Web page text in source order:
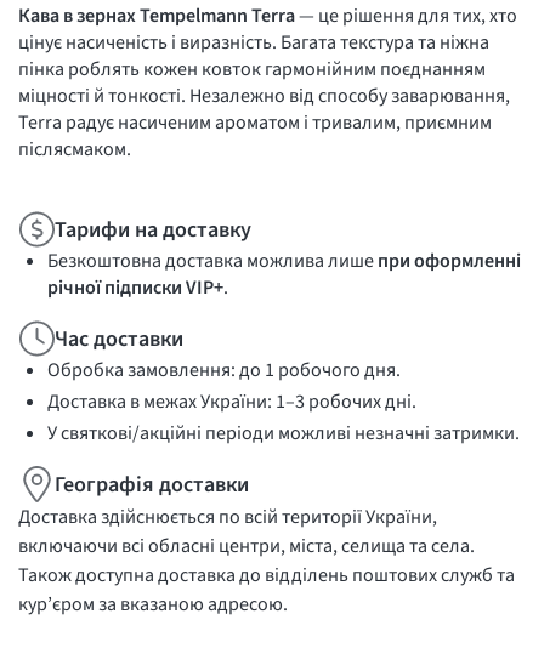
Кава в зернах Tempelmann Terra— це рішення для тих, хто
цінує насиченість і виразність. Багата текстура та ніжна
пінка роблять кожен ковток гармонійним поєднанням
міцності й тонкості. Незалежно від способу заварювання,
Terra радує насиченим ароматом і тривалим, приємним
післясмаком.
Тарифи на доставку
Безкоштовна доставка можлива лишепри оформленні
річної підписки VIP+.
Час доставки
Обробка замовлення: до 1 робочого дня.
Доставка в межах України: 1–3 робочих дні.
У святкові/акційні періоди можливі незначні затримки.
Географія доставки
Доставка здійснюється по всій території України,
включаючи всі обласні центри, міста, селища та села.
Також доступна доставка до відділень поштових служб та
кур’єром за вказаною адресою.